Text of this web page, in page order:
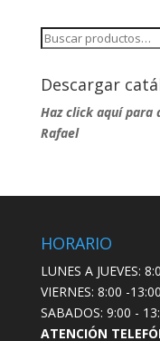
Buscar
Descargar
Haz click aquí para
Rafael
HORARIO
LUNES A JUEVES:
VIERNES: 8:00 -13:00
SABADOS: 9:00 -
ATENCIÓN